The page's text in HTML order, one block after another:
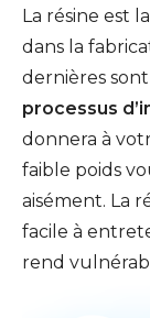
La résine est
dans la
dernières
processus
donnera à
faible poids
aisément. La
facile à
rend